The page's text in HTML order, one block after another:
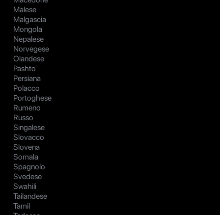
Malese
Malgascia
Mongola
Nepalese
Norvegese
Olandese
Pashto
Persiana
Polacco
Portoghese
Rumeno
Russo
Singalese
Slovacco
Slovena
Somala
Spagnolo
Svedese
Swahili
Tailandese
Tamil